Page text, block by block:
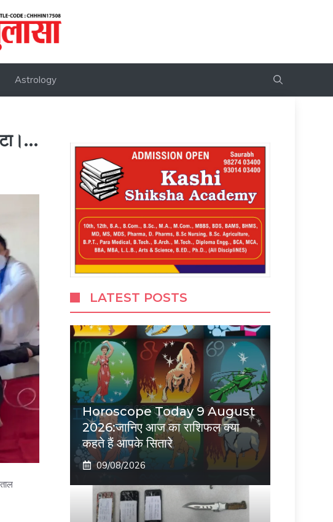
Astrology
LATEST POSTS
Horoscope Today 9 August
2026:जानिए आज का राशिफल क्या
कहते हैं आपके सितारे
09/08/2026